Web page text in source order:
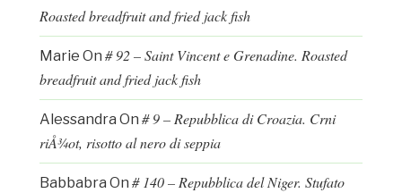
Roasted breadfruit and fried jack fish
Marie On # 92 – Saint Vincent e Grenadine. Roasted
breadfruit and fried jack fish
Alessandra On # 9 – Repubblica di Croazia. Crni
riÅ¾ot, risotto al nero di seppia
Babbabra On # 140 – Repubblica del Niger. Stufato